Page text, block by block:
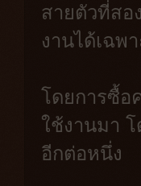
สายตัวที่สอ
งานได้เฉพ
โดยการซื้อ
ใช้งานมา
อีกต่อหนึ่ง